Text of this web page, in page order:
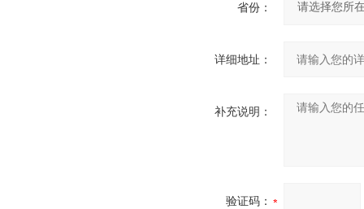
省份：
详细地址：
补充说明：
验证码：